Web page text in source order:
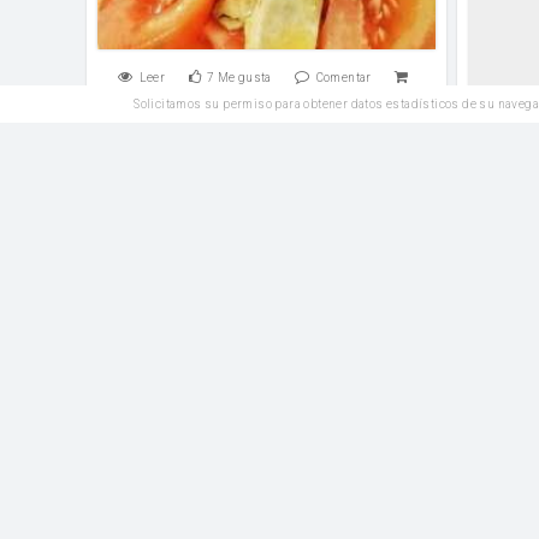
Leer 7 Me gusta Comentar
Solicitamos su permiso para obtener datos estadísticos de su